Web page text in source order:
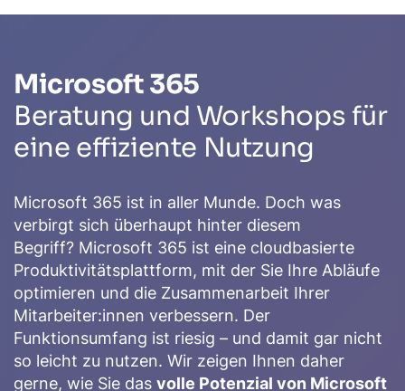
Microsoft 365
Beratung und Workshops für
eine effiziente Nutzung
Microsoft 365 ist in aller Munde. Doch was
verbirgt sich überhaupt hinter diesem
Begriff? Microsoft 365 ist eine cloudbasierte
Produktivitätsplattform, mit der Sie Ihre Abläufe
optimieren und die Zusammenarbeit Ihrer
Mitarbeiter:innen verbessern. Der
Funktionsumfang ist riesig – und damit gar nicht
so leicht zu nutzen. Wir zeigen Ihnen daher
gerne, wie Sie das volle Potenzial von Microsoft